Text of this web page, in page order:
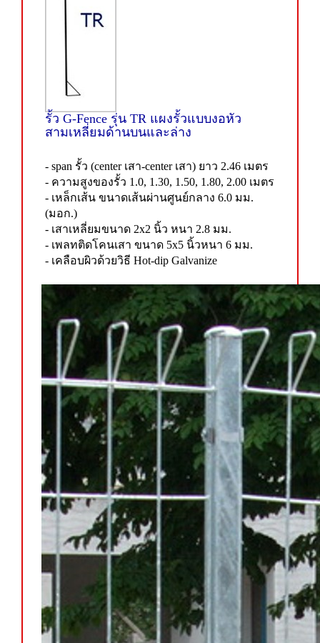
รั้ว G-Fence รุ่น TR แผงรั้วแบบงอหัว
สามเหลี่ยมด้านบนและล่าง
- span รั้ว (center เสา-center เสา) ยาว 2.46 เมตร
- ความสูงของรั้ว 1.0, 1.30, 1.50, 1.80, 2.00 เมตร
- เหล็กเส้น ขนาดเส้นผ่านศูนย์กลาง 6.0 มม.
(มอก.)
- เสาเหลี่ยมขนาด 2x2 นิ้ว หนา 2.8 มม.
- เพลทติดโคนเสา ขนาด 5x5 นิ้วหนา 6 มม.
- เคลือบผิวด้วยวิธี Hot-dip Galvanize